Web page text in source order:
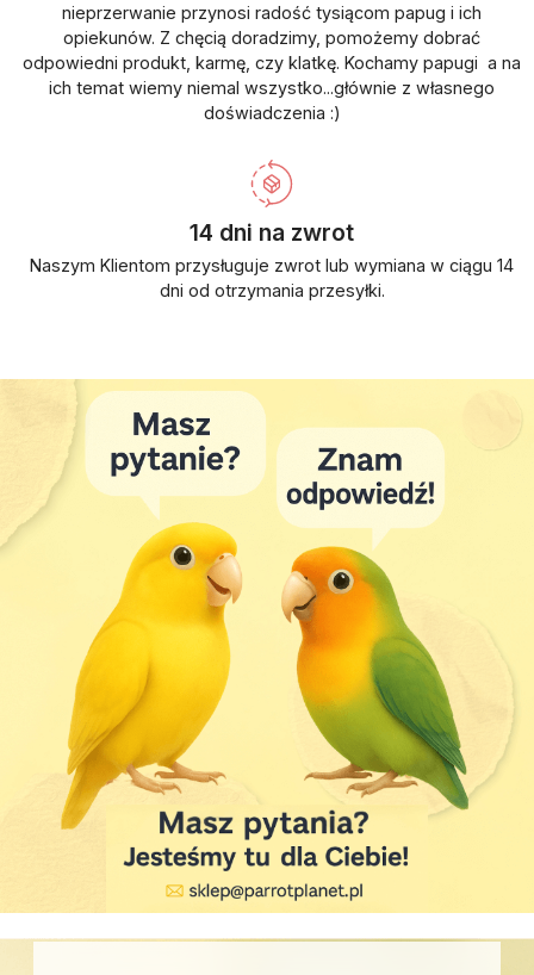
nieprzerwanie przynosi radość tysiącom papug i ich
opiekunów. Z chęcią doradzimy, pomożemy dobrać
odpowiedni produkt, karmę, czy klatkę. Kochamy papugi a na
ich temat wiemy niemal wszystko...głównie z własnego
doświadczenia :)
14 dni na zwrot
Naszym Klientom przysługuje zwrot lub wymiana w ciągu 14
dni od otrzymania przesyłki.